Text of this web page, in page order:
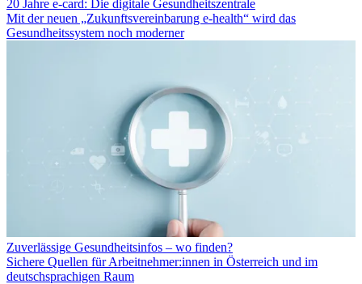
20 Jahre e-card: Die digitale Gesundheitszentrale
Mit der neuen „Zukunftsvereinbarung e‑health“ wird das
Gesundheitssystem noch moderner
Zuverlässige Gesundheitsinfos – wo finden?
Sichere Quellen für Arbeitnehmer:innen in Österreich und im
deutschsprachigen Raum